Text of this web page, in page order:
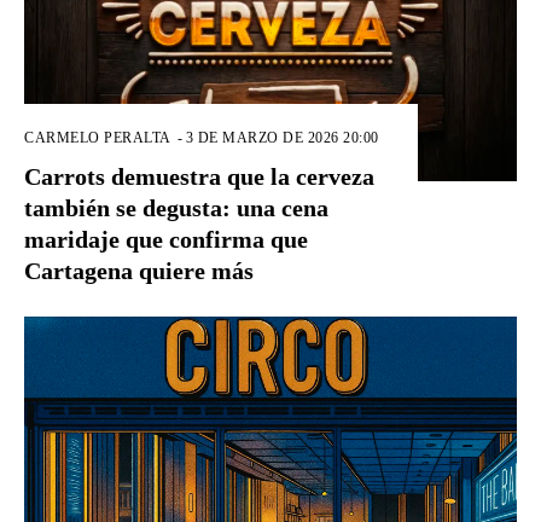
CARMELO PERALTA - 3 DE MARZO DE 2026 20:00
Carrots demuestra que la cerveza
también se degusta: una cena
maridaje que confirma que
Cartagena quiere más